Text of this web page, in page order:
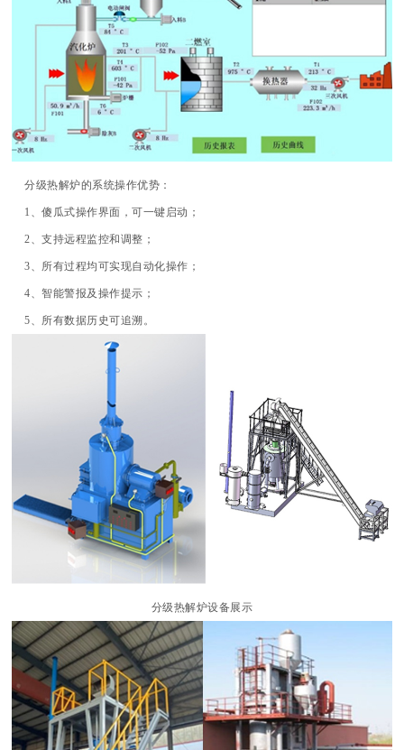
分级热解炉的系统操作优势：
1、傻瓜式操作界面，可一键启动；
2、支持远程监控和调整；
3、所有过程均可实现自动化操作；
4、智能警报及操作提示；
5、所有数据历史可追溯。
分级热解炉设备展示